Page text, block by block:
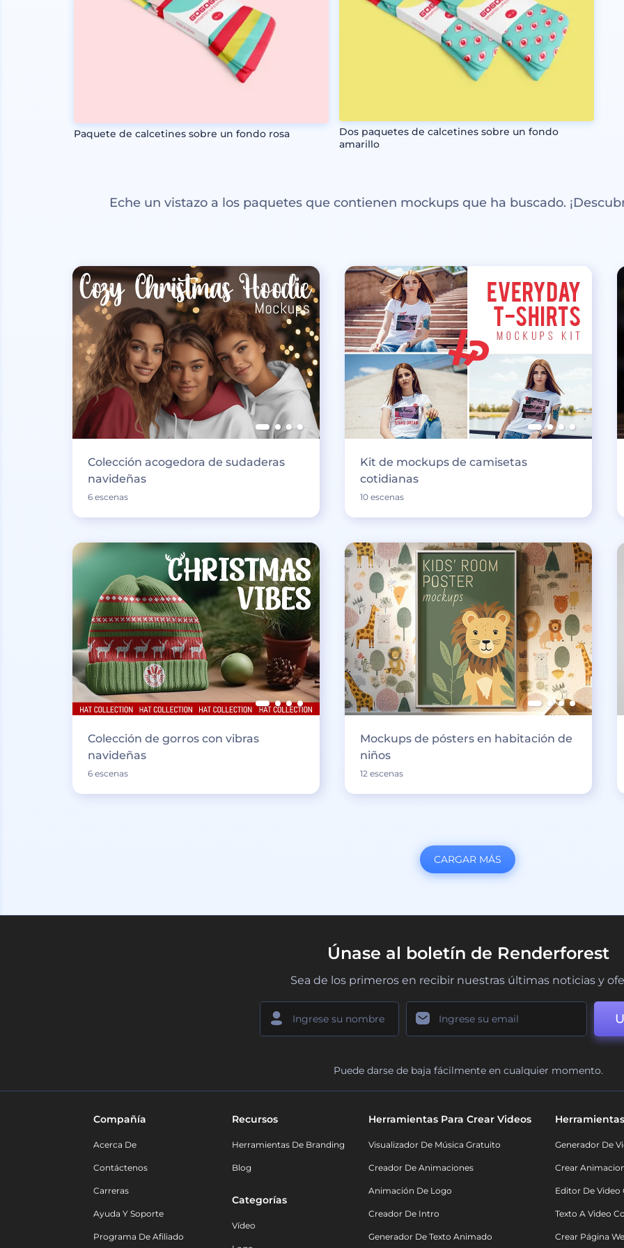
Paquete de calcetines sobre un fondo rosa
Dos paquetes de calcetines sobre un fondo
amarillo
Eche un vistazo a los paquetes que contienen mockups que ha buscado.
Colección acogedora de sudaderas
navideñas
6 escenas
Kit de mockups de camisetas
cotidianas
10 escenas
Colección de gorros con vibras
navideñas
6 escenas
Mockups de pósters en habitación de
niños
12 escenas
CARGAR MÁS
Únase al boletín de Renderforest
Sea de los primeros en recibir nuestras últimas noticias y
Puede darse de baja fácilmente en cualquier momento.
Compañía
Acerca De
Contáctenos
Carreras
Ayuda Y Soporte
Programa De Afiliado
Recursos
Herramientas De Branding
Blog
Categorías
Vídeo
Herramientas Para Crear Videos
Visualizador De Música Gratuito
Creador De Animaciones
Animación De Logo
Creador De Intro
Generador De Texto Animado
Generador De
Crear
Editor De Video
Texto A Video
Crear Página